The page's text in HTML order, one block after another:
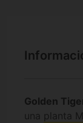
Golden
una planta